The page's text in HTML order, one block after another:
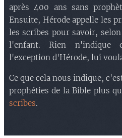
après 400 ans sans
Ensuite, Hérode appelle les
les scribes pour savoir,
l'enfant. Rien n'indique
l'exception d'Hérode, lui
Ce que cela nous indique,
prophéties de la Bible plus
scribes.